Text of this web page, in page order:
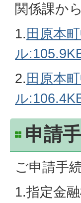
関係課か
1. 田原本
ル
2. 田原本
ル
申請
ご申請手
1.指定金